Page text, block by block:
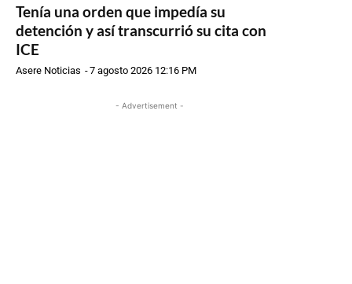
Tenía una orden que impedía su
detención y así transcurrió su cita con
ICE
Asere Noticias -7 agosto 2026 12:16 PM
- Advertisement -